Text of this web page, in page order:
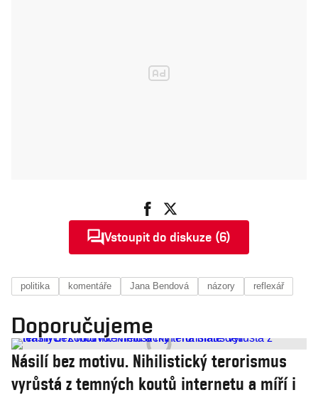
Vstoupit do diskuze (6)
politika komentáře Jana Bendová názory reflexář
Doporučujeme
Násilí bez motivu. Nihilistický terorismus
vyrůstá z temných koutů internetu a míří i